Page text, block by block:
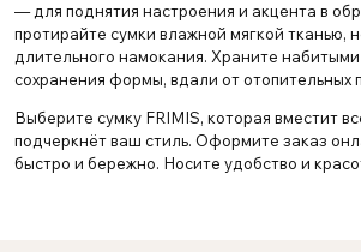
— для поднятия настроения и акцента в
протирайте сумки влажной мягкой тканью,
длительного намокания. Храните
сохранения формы, вдали от отопительных
Выберите сумку FRIMIS, которая вместит
подчеркнёт ваш стиль. Оформите заказ
быстро и бережно. Носите удобство и